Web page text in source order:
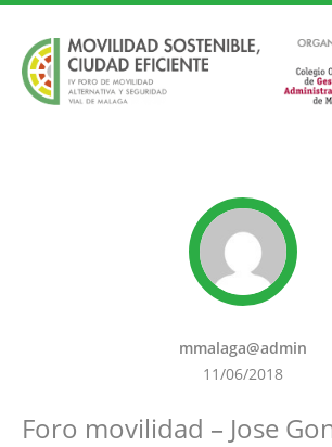
mmalaga@admin
11/06/2018
Foro movilidad – Jose